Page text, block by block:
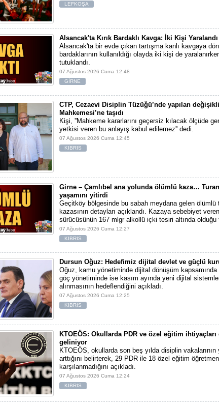
LEFKOŞA
Alsancak'ta Kırık Bardaklı Kavga: İki Kişi Yaralandı
Alsancak'ta bir evde çıkan tartışma kanlı kavgaya
bardaklarının kullanıldığı olayda iki kişi de
tutuklandı.
07 Ağustos 2026 Cuma 12:48
GİRNE
CTP, Cezaevi Disiplin Tüzüğü’nde yapılan
Mahkemesi’ne taşıdı
Kişi, ''Mahkeme kararlarını geçersiz kılacak ölçüde
yetkisi veren bu anlayış kabul edilemez'' dedi.
07 Ağustos 2026 Cuma 12:45
KIBRIS
Girne – Çamlıbel ana yolunda ölümlü kaza… Turan
yaşamını yitirdi
Geçitköy bölgesinde bu sabah meydana gelen ölümlü
kazasının detayları açıklandı. Kazaya sebebiyet
sürücüsünün 167 mlgr alkollü içki tesiri altında olduğu
07 Ağustos 2026 Cuma 12:27
KIBRIS
Dursun Oğuz: Hedefimiz dijital devlet ve güçlü
Oğuz, kamu yönetiminde dijital dönüşüm kapsamında
göç yönetiminde ise kasım ayında yeni dijital
alınmasının hedeflendiğini açıkladı.
07 Ağustos 2026 Cuma 12:25
KIBRIS
KTOEÖS: Okullarda PDR ve özel eğitim
geliniyor
KTOEÖS, okullarda son beş yılda disiplin vakalarının
arttığını belirterek, 29 PDR ile 18 özel eğitim
karşılanmadığını açıkladı.
07 Ağustos 2026 Cuma 12:24
KIBRIS